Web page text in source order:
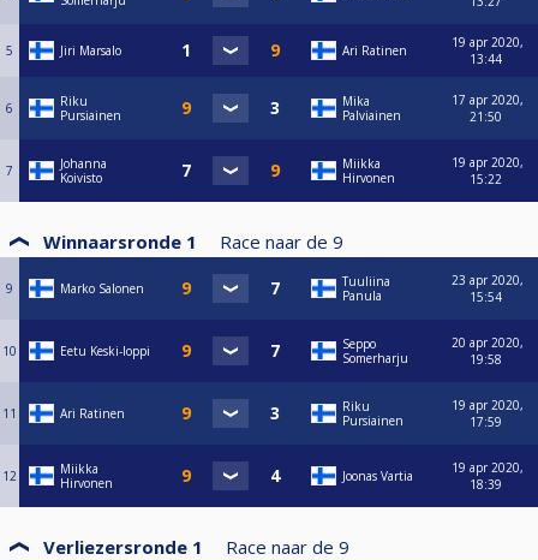
5 Jiri Marsalo Ari Ratinen
19 apr 2020,
13:44
6
Riku
Pursiainen
Mika
Palviainen
17 apr 2020,
21:50
7
Johanna
Koivisto
Miikka
Hirvonen
19 apr 2020,
15:22
Winnaarsronde 1 Race naar de 9
9 Marko Salonen
Tuuliina
Panula
23 apr 2020,
15:54
10 Eetu Keski-loppi
Seppo
Somerharju
20 apr 2020,
19:58
11 Ari Ratinen
Riku
Pursiainen
19 apr 2020,
17:59
12
Miikka
Hirvonen
Joonas Vartia
19 apr 2020,
18:39
Verliezersronde 1 Race naar de 9